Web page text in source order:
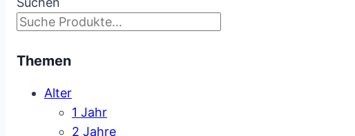
Themen
Alter
1 Jahr
2 Jahre